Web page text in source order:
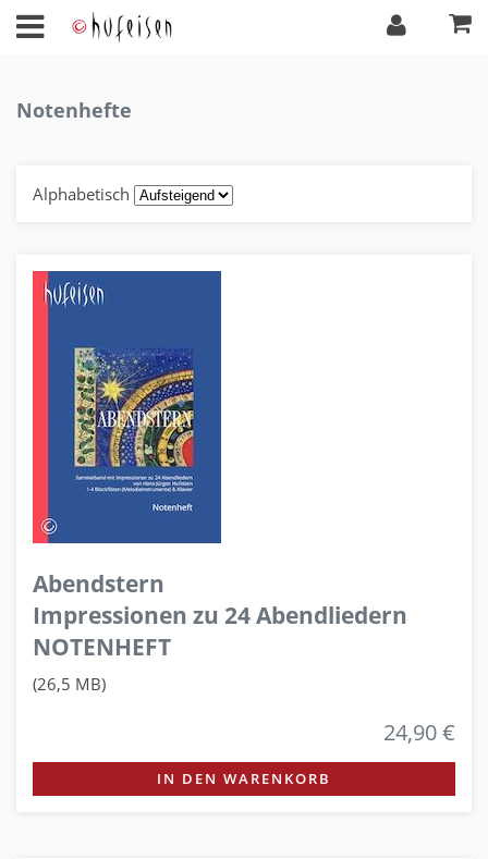
Notenhefte
Alphabetisch
Abendstern
Impressionen zu 24 Abendliedern
NOTENHEFT
(26,5 MB)
24,90 €
IN DEN WARENKORB